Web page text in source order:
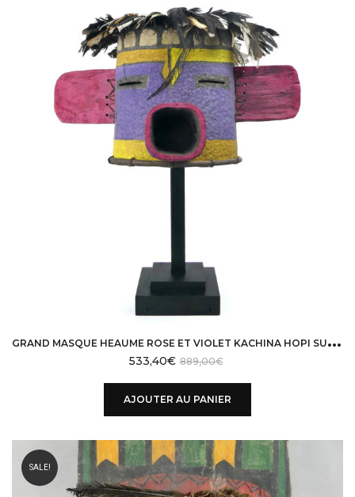
G
RAND MASQUE HEAUME ROSE ET VIOLET KACHINA HOPI SUR SOCLE
889,00€
533,40€
AJOUTER AU PANIER
SALE!